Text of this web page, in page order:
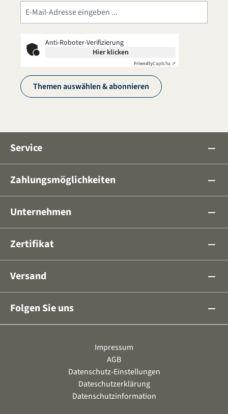
Anti-Roboter-Verifizierung
Hier klicken
FriendlyCaptcha ⇗
Themen auswählen & abonnieren
Service remove
Zahlungsmöglichkeiten remove
Unternehmen remove
Zertifikat remove
Versand remove
Folgen Sie uns remove
Impressum
AGB
Datenschutz-Einstellungen
Dateschutzerklärung
Datenschutzinformation